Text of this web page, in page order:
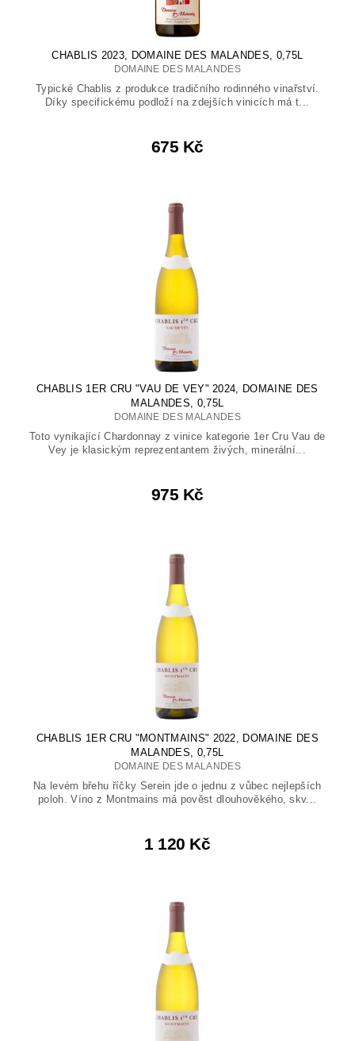
CHABLIS 2023, DOMAINE DES MALANDES, 0,75L
DOMAINE DES MALANDES
Typické Chablis z produkce tradičního rodinného vinařství.
Díky specifickému podloží na zdejších vinicích má t...
675 Kč
CHABLIS 1ER CRU "VAU DE VEY" 2024, DOMAINE DES
MALANDES, 0,75L
DOMAINE DES MALANDES
Toto vynikající Chardonnay z vinice kategorie 1er Cru Vau de
Vey je klasickým reprezentantem živých, minerální...
975 Kč
CHABLIS 1ER CRU "MONTMAINS" 2022, DOMAINE DES
MALANDES, 0,75L
DOMAINE DES MALANDES
Na levém břehu říčky Serein jde o jednu z vůbec nejlepších
poloh. Víno z Montmains má pověst dlouhověkého, skv...
1 120 Kč